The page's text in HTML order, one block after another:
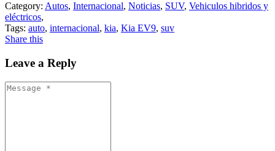
Category: Autos, Internacional, Noticias, SUV, Vehiculos hibridos y
eléctricos,
Tags: auto, internacional, kia, Kia EV9, suv
Share this
Leave a Reply